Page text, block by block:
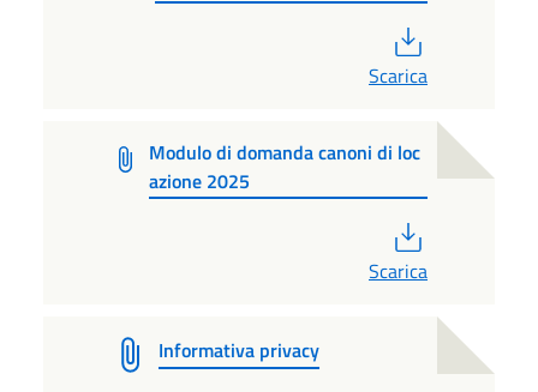
Scarica
Modulo di domanda canoni di loc
azione 2025
Scarica
Informativa privacy